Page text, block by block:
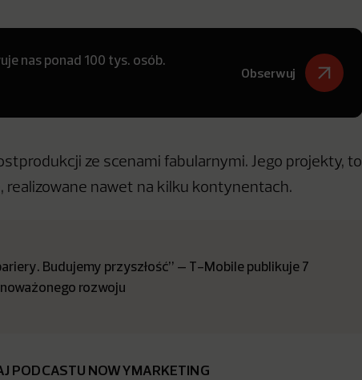
nas ponad 100 tys. osób.
Obserwuj
ze scenami fabularnymi. Jego projekty, to
realizowane nawet na kilku kontynentach.
Budujemy przyszłość” – T-Mobile publikuje 7
rozwoju
PODCASTU NOWYMARKETING